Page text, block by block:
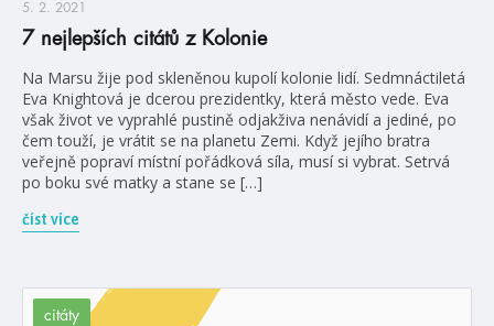
5. 2. 2021
7 nejlepších citátů z Kolonie
Na Marsu žije pod skleněnou kupolí kolonie lidí. Sedmnáctiletá
Eva Knightová je dcerou prezidentky, která město vede. Eva
však život ve vyprahlé pustině odjakživa nenávidí a jediné, po
čem touží, je vrátit se na planetu Zemi. Když jejího bratra
veřejně popraví místní pořádková síla, musí si vybrat. Setrvá
po boku své matky a stane se […]
číst více
citáty